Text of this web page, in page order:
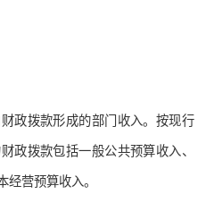
政拨款形成的部门收入。按现行
政拨款包括一般公共预算收入、
经营预算收入。